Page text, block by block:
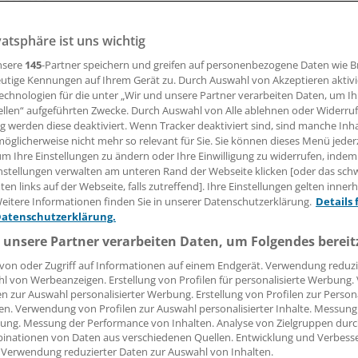
08:03 Uhr
der jetzt bereits fortgeschrittenen Grippe-Saison kann
noch sinnvoll sein, betont das Robert Koch-Institut (RKI).
ist moderat erhöht und es dominiert der
gegen den der Impfstoff gut wirksam ist.
for Disease Control and Prevention (ECDC) rät,jetzt
Menschen mit chronischen Krankheiten zu impfen.
ist uns wichtig
145-Partner speichern und greifen auf personenbezogene Daten wie
Kennungen auf Ihrem Gerät zu. Durch Auswahl von Akzeptieren
für die unter „Wir und unsere Partner verarbeiten Daten, um
aufgeführten Zwecke. Durch Auswahl von Alle ablehnen oder
werden diese deaktiviert. Wenn Tracker deaktiviert sind, sind manche
nicht mehr so relevant für Sie. Sie können dieses Menü
Ihre Einstellungen zu ändern oder Ihre Einwilligung zu widerrufen, indem
verwalten am unteren Rand der Webseite klicken [oder das
links auf der Webseite, falls zutreffend]. Ihre Einstellungen gelten
Informationen finden Sie in unserer Datenschutzerklärung. Details
Partner verarbeiten Daten, um Folgendes
oder Zugriff auf Informationen auf einem Endgerät. Verwendung
von Werbeanzeigen. Erstellung von Profilen für personalisierte
zur Auswahl personalisierter Werbung. Erstellung von Profilen zur
Verwendung von Profilen zur Auswahl personalisierter Inhalte.
Messung der Performance von Inhalten. Analyse von Zielgruppen
von Daten aus verschiedenen Quellen. Entwicklung und
reduzierter Daten zur Auswahl von Inhalten.